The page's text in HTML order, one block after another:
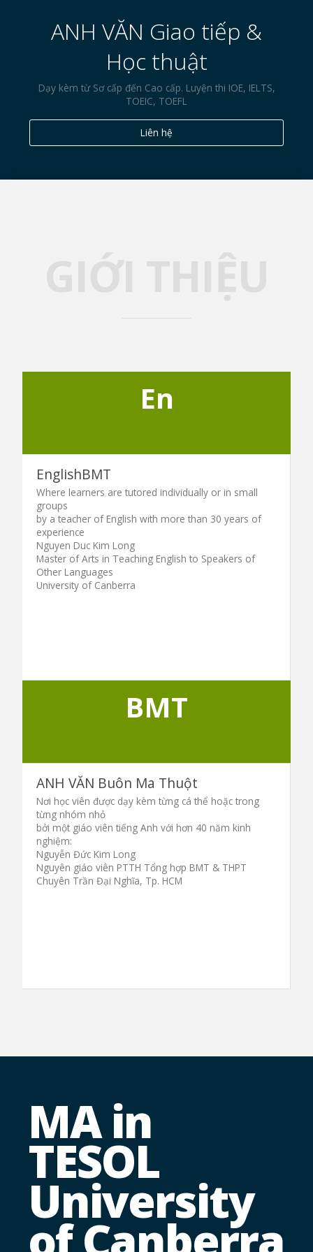
ANH VĂN Giao tiếp &
Học thuật
Dạy kèm từ Sơ cấp đến Cao cấp. Luyện thi IOE, IELTS,
TOEIC, TOEFL
Liên hệ
En
EnglishBMT
Where learners are tutored individually or in small
groups
by a teacher of English with more than 30 years of
experience
Nguyen Duc Kim Long
Master of Arts in Teaching English to Speakers of
Other Languages
University of Canberra
BMT
ANH VĂN Buôn Ma Thuột
Nơi học viên được dạy kèm từng cá thể hoặc trong
từng nhóm nhỏ
bởi một giáo viên tiếng Anh với hơn 40 năm kinh
nghiệm:
Nguyễn Đức Kim Long
Nguyên giáo viên PTTH Tổng hợp BMT & THPT
Chuyên Trần Đại Nghĩa, Tp. HCM
MA in
TESOL
University